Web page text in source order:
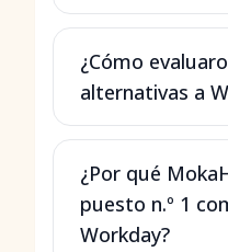
¿Cómo
alternativas a
¿Por qué
puesto n.º 1
Workday?